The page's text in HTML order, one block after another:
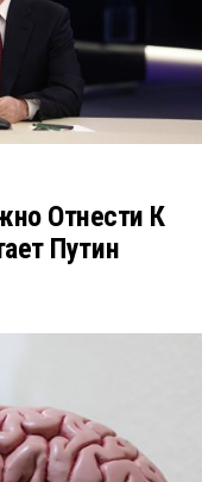
Отнести К
Путин